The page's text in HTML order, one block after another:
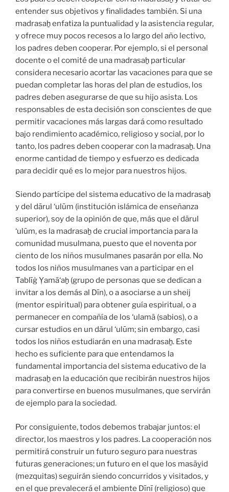
entender sus objetivos y finalidades también. Si una
madrasaẖ enfatiza la puntualidad y la asistencia regular,
y ofrece muy pocos recesos a lo largo del año lectivo,
los padres deben cooperar. Por ejemplo, si el personal
docente o el comité de una madrasaẖ particular
considera necesario acortar las vacaciones para que se
puedan completar las horas del plan de estudios, los
padres deben asegurarse de que su hijo asista. Los
responsables de esta decisión son conscientes de que
permitir vacaciones más largas dará como resultado
bajo rendimiento académico, religioso y social, por lo
tanto, los padres deben cooperar con la madrasaẖ. Una
enorme cantidad de tiempo y esfuerzo es dedicada
para decidir qué es lo mejor para nuestros hijos.
Siendo partícipe del sistema educativo de la madrasaẖ
y del dārul ‘ulūm (institución islámica de enseñanza
superior), soy de la opinión de que, más que el dārul
‘ulūm, es la madrasaẖ de crucial importancia para la
comunidad musulmana, puesto que el noventa por
ciento de los niños musulmanes pasarán por ella. No
todos los niños musulmanes van a participar en el
Tablīġ Ỵamā‘aẖ (grupo de personas que se dedican a
invitar a los demás al Dīn), o a asociarse a un sheij
(mentor espiritual) para obtener guía espiritual, o a
permanecer en compañía de los ‘ulamā (sabios), o a
cursar estudios en un dārul ‘ulūm; sin embargo, casi
todos los niños estudiarán en una madrasaẖ. Este
hecho es suficiente para que entendamos la
fundamental importancia del sistema educativo de la
madrasaẖ en la educación que recibirán nuestros hijos
para convertirse en buenos musulmanes, que servirán
de ejemplo para la sociedad.
Por consiguiente, todos debemos trabajar juntos: el
director, los maestros y los padres. La cooperación nos
permitirá construir un futuro seguro para nuestras
futuras generaciones; un futuro en el que los masāỵid
(mezquitas) seguirán siendo concurridos y visitados, y
en el que prevalecerá el ambiente Dīnī (religioso) que